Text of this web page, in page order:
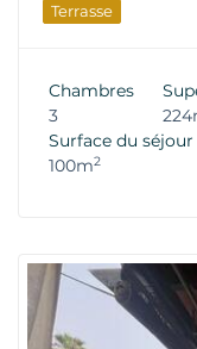
Terrasse
Chambres
3
Surface du séjour
100m2